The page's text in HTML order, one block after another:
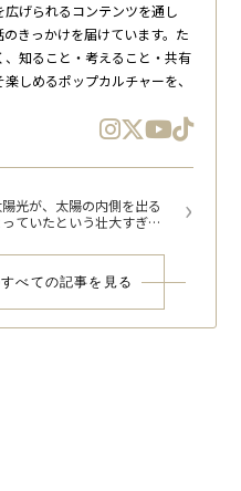
げられるコンテンツを通し
きっかけを届けています。た
知ること・考えること・共有
しめるポップカルチャーを、
光が、太陽の内側を出る
ていたという壮大すぎる
べての記事を見る